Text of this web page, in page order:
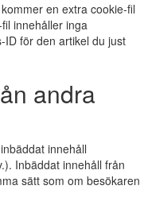
en extra cookie-fil
innehåller inga
för den artikel du just
andra
innehåll
Inbäddat innehåll från
sätt som om besökaren